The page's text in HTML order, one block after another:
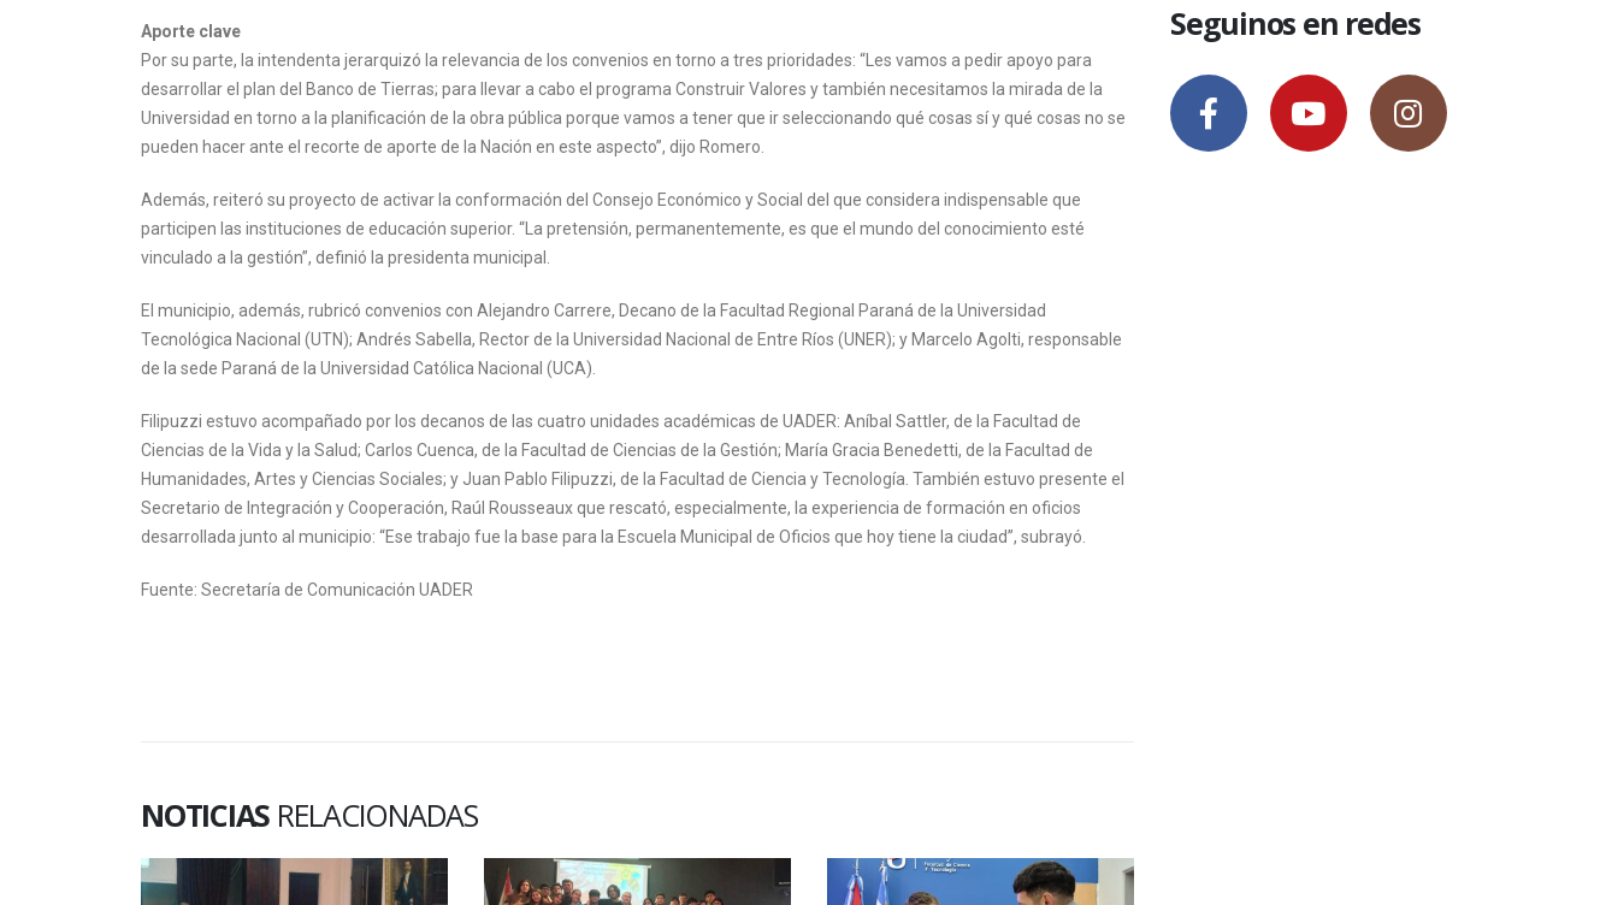
Aporte clave
Por su parte, la intendenta jerarquizó la relevancia de los convenios en torno a tres prioridades: “Les vamos a pedir apoyo para
desarrollar el plan del Banco de Tierras; para llevar a cabo el programa Construir Valores y también necesitamos la mirada de la
Universidad en torno a la planificación de la obra pública porque vamos a tener que ir seleccionando qué cosas sí y qué cosas no se
pueden hacer ante el recorte de aporte de la Nación en este aspecto”, dijo Romero.
Además, reiteró su proyecto de activar la conformación del Consejo Económico y Social del que considera indispensable que
participen las instituciones de educación superior. “La pretensión, permanentemente, es que el mundo del conocimiento esté
vinculado a la gestión”, definió la presidenta municipal.
El municipio, además, rubricó convenios con Alejandro Carrere, Decano de la Facultad Regional Paraná de la Universidad
Tecnológica Nacional (UTN); Andrés Sabella, Rector de la Universidad Nacional de Entre Ríos (UNER); y Marcelo Agolti, responsable
de la sede Paraná de la Universidad Católica Nacional (UCA).
Filipuzzi estuvo acompañado por los decanos de las cuatro unidades académicas de UADER: Aníbal Sattler, de la Facultad de
Ciencias de la Vida y la Salud; Carlos Cuenca, de la Facultad de Ciencias de la Gestión; María Gracia Benedetti, de la Facultad de
Humanidades, Artes y Ciencias Sociales; y Juan Pablo Filipuzzi, de la Facultad de Ciencia y Tecnología. También estuvo presente el
Secretario de Integración y Cooperación, Raúl Rousseaux que rescató, especialmente, la experiencia de formación en oficios
desarrollada junto al municipio: “Ese trabajo fue la base para la Escuela Municipal de Oficios que hoy tiene la ciudad”, subrayó.
Fuente: Secretaría de Comunicación UADER
NOTICIAS RELACIONADAS
Seguinos en redes